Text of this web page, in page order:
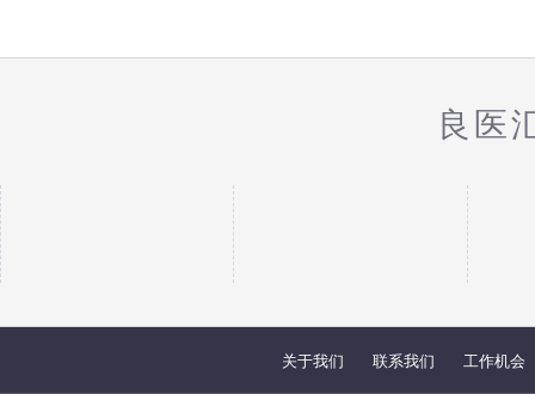
良医
关于我们 联系我们 工作机会